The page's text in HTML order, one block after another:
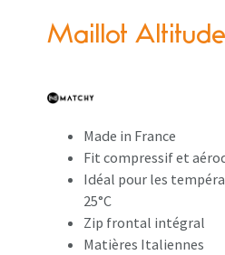
Maillot Altitude
Made in France
Fit compressif et
Idéal pour les
25°C
Zip frontal intégral
Matières Italiennes